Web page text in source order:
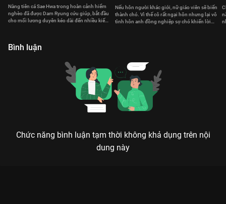
Nàng tiên cá Sae Hwa trong hoàn cảnh hiểm
nghèo đã được Dam Ryung cứu giúp, bắt đầu
cho mối lương duyên kéo dài đến nhiều kiếp
Nếu hôn người khác giới, nữ giáo viên sẽ biến
thành chó. Vì thế cô rất ngại hôn nhưng lại vô
tình hôn anh đồng nghiệp sợ chó khiến lời
Bình luận
Chức năng bình luận tạm thời không khả dụng trên nội
dung này